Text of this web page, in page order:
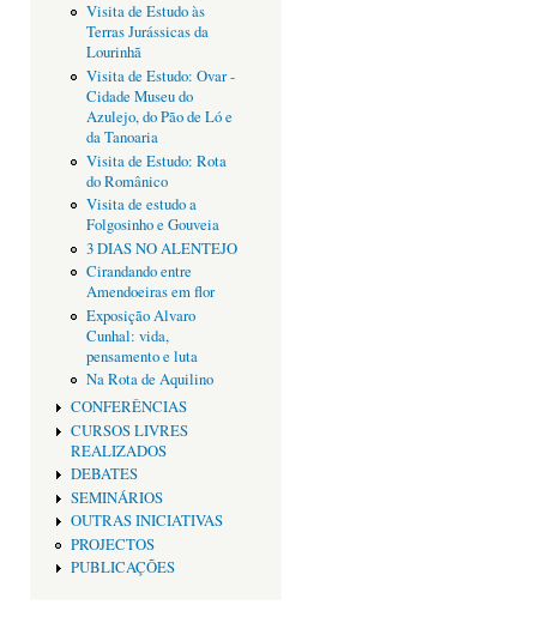
Visita de Estudo às
Terras Jurássicas da
Lourinhã
Visita de Estudo: Ovar -
Cidade Museu do
Azulejo, do Pão de Ló e
da Tanoaria
Visita de Estudo: Rota
do Românico
Visita de estudo a
Folgosinho e Gouveia
3 DIAS NO ALENTEJO
Cirandando entre
Amendoeiras em flor
Exposição Alvaro
Cunhal: vida,
pensamento e luta
Na Rota de Aquilino
CONFERÊNCIAS
CURSOS LIVRES
REALIZADOS
DEBATES
SEMINÁRIOS
OUTRAS INICIATIVAS
PROJECTOS
PUBLICAÇÕES